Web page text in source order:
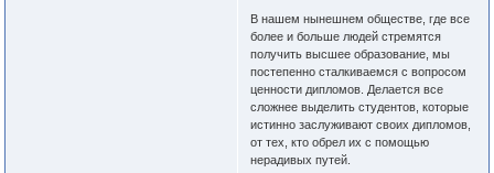
В нашем нынешнем обществе, где все
более и больше людей стремятся
получить высшее образование, мы
постепенно сталкиваемся с вопросом
ценности дипломов. Делается все
сложнее выделить студентов, которые
истинно заслуживают своих дипломов,
от тех, кто обрел их с помощью
нерадивых путей.